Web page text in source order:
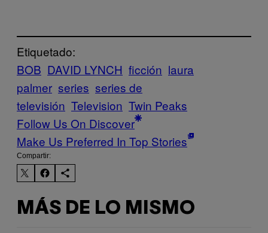
Etiquetado:
BOB DAVID LYNCH ficción laura
palmer series series de
televisión Television Twin Peaks
Follow Us On Discover
Make Us Preferred In Top Stories
Compartir:
MÁS DE LO MISMO